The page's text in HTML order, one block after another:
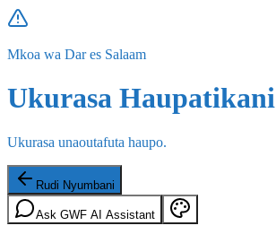
Mkoa wa Dar es Salaam
Ukurasa Haupatikani
Ukurasa unaoutafuta haupo.
Rudi Nyumbani
Ask GWF AI Assistant